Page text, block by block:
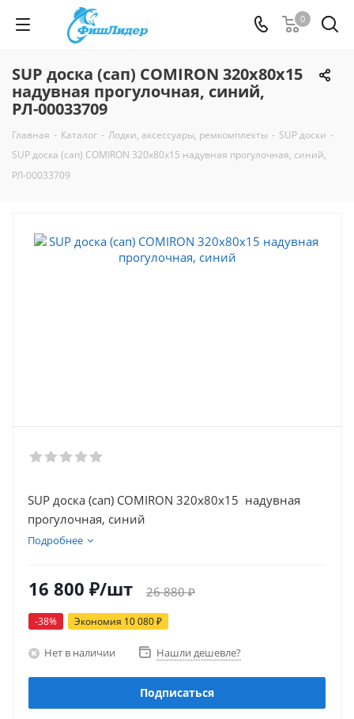
0
SUP доска (сап) COMIRON 320x80x15
надувная прогулочная, синий,
РЛ-00033709
Главная - Каталог - Лодки, аксессуары, ремкомплекты - SUP доски -
SUP доска (сап) COMIRON 320x80x15 надувная прогулочная, синий,
РЛ-00033709
SUP доска (сап) COMIRON 320x80x15 надувная
прогулочная, синий
Подробнее
16 800 ₽/шт 26 880₽
-38% Экономия 10 080₽
Нет в наличии Нашли дешевле?
Подписаться